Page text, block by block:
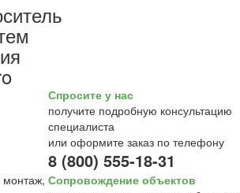
Спросите у нас
получите подробную консультацию
специалиста
или оформите заказ по телефону
8 (800) 555-18-31
Сопровождение объектов